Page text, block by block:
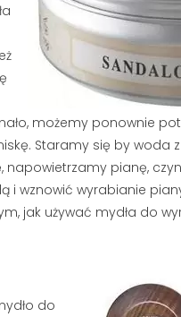
możemy ponownie
Staramy się by woda z
napowietrzamy pianę,
i wznowić wyrabianie
jak używać mydła do
do